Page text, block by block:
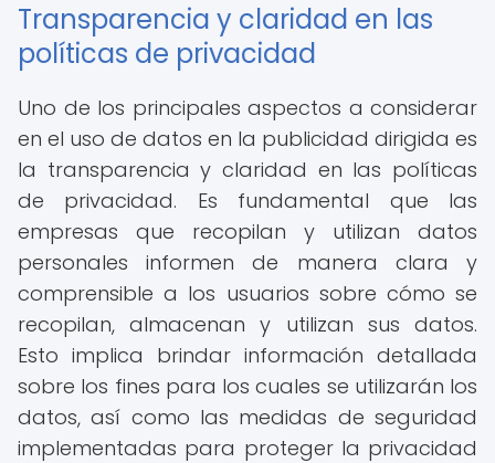
Transparencia y claridad en las
políticas de privacidad
Uno de los principales aspectos a considerar
en el uso de datos en la publicidad dirigida es
la transparencia y claridad en las políticas
de privacidad. Es fundamental que las
empresas que recopilan y utilizan datos
personales informen de manera clara y
comprensible a los usuarios sobre cómo se
recopilan, almacenan y utilizan sus datos.
Esto implica brindar información detallada
sobre los fines para los cuales se utilizarán los
datos, así como las medidas de seguridad
implementadas para proteger la privacidad